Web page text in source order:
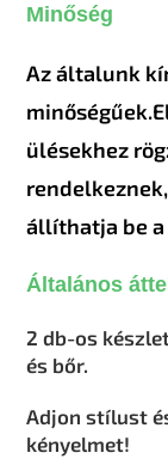
Minőség
Az általunk
minőségűek.
ülésekhez
állíthatja be
Általános
2 db-os
és bőr.
Adjon stílust
kényelmet!